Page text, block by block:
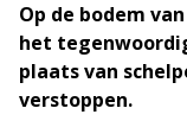
Op de bodem
het
plaats van
verstoppen.